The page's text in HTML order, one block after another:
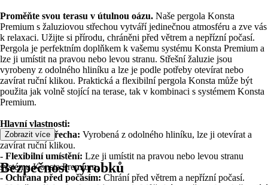
Proměňte svou terasu v útulnou oázu. Naše pergola Konsta
Premium s žaluziovou střechou vytváří jedinečnou atmosféru a zve vás
k relaxaci. Užijte si přírodu, chráněni před větrem a nepřízní počasí.
Pergola je perfektním doplňkem k vašemu systému Konsta Premium a
lze ji umístit na pravou nebo levou stranu. Střešní žaluzie jsou
vyrobeny z odolného hliníku a lze je podle potřeby otevírat nebo
zavírat ruční klikou. Praktická a flexibilní pergola Konsta může být
použita jak volně stojící na terase, tak v kombinaci s systémem Konsta
Premium.
Hlavní vlastnosti:
- Žaluziová střecha: Vyrobená z odolného hliníku, lze ji otevírat a
zavírat ruční klikou.
- Flexibilní umístění: Lze ji umístit na pravou nebo levou stranu
systému Konsta Premium.
- Ochrana před počasím: Chrání před větrem a nepřízní počasí.
Zobrazit více
Bezpečnost výrobků